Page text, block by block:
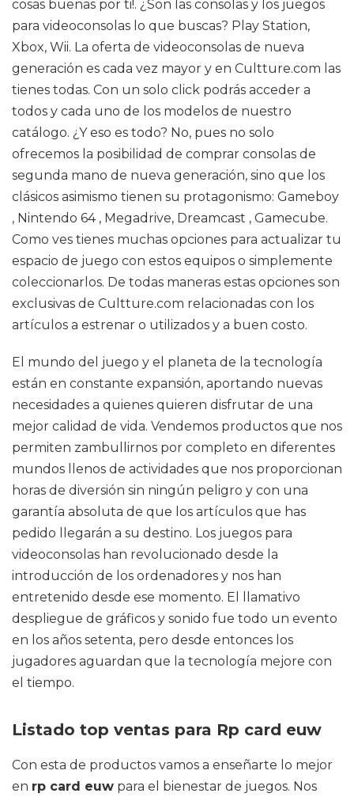
cosas buenas por ti!. ¿Son las consolas y los juegos
para videoconsolas lo que buscas? Play Station,
Xbox, Wii. La oferta de videoconsolas de nueva
generación es cada vez mayor y en Cultture.com las
tienes todas. Con un solo click podrás acceder a
todos y cada uno de los modelos de nuestro
catálogo. ¿Y eso es todo? No, pues no solo
ofrecemos la posibilidad de comprar consolas de
segunda mano de nueva generación, sino que los
clásicos asimismo tienen su protagonismo: Gameboy
, Nintendo 64 , Megadrive, Dreamcast , Gamecube.
Como ves tienes muchas opciones para actualizar tu
espacio de juego con estos equipos o simplemente
coleccionarlos. De todas maneras estas opciones son
exclusivas de Cultture.com relacionadas con los
artículos a estrenar o utilizados y a buen costo.
El mundo del juego y el planeta de la tecnología
están en constante expansión, aportando nuevas
necesidades a quienes quieren disfrutar de una
mejor calidad de vida. Vendemos productos que nos
permiten zambullirnos por completo en diferentes
mundos llenos de actividades que nos proporcionan
horas de diversión sin ningún peligro y con una
garantía absoluta de que los artículos que has
pedido llegarán a su destino. Los juegos para
videoconsolas han revolucionado desde la
introducción de los ordenadores y nos han
entretenido desde ese momento. El llamativo
despliegue de gráficos y sonido fue todo un evento
en los años setenta, pero desde entonces los
jugadores aguardan que la tecnología mejore con
el tiempo.
Listado top ventas para Rp card euw
Con esta de productos vamos a enseñarte lo mejor
en rp card euw para el bienestar de juegos. Nos